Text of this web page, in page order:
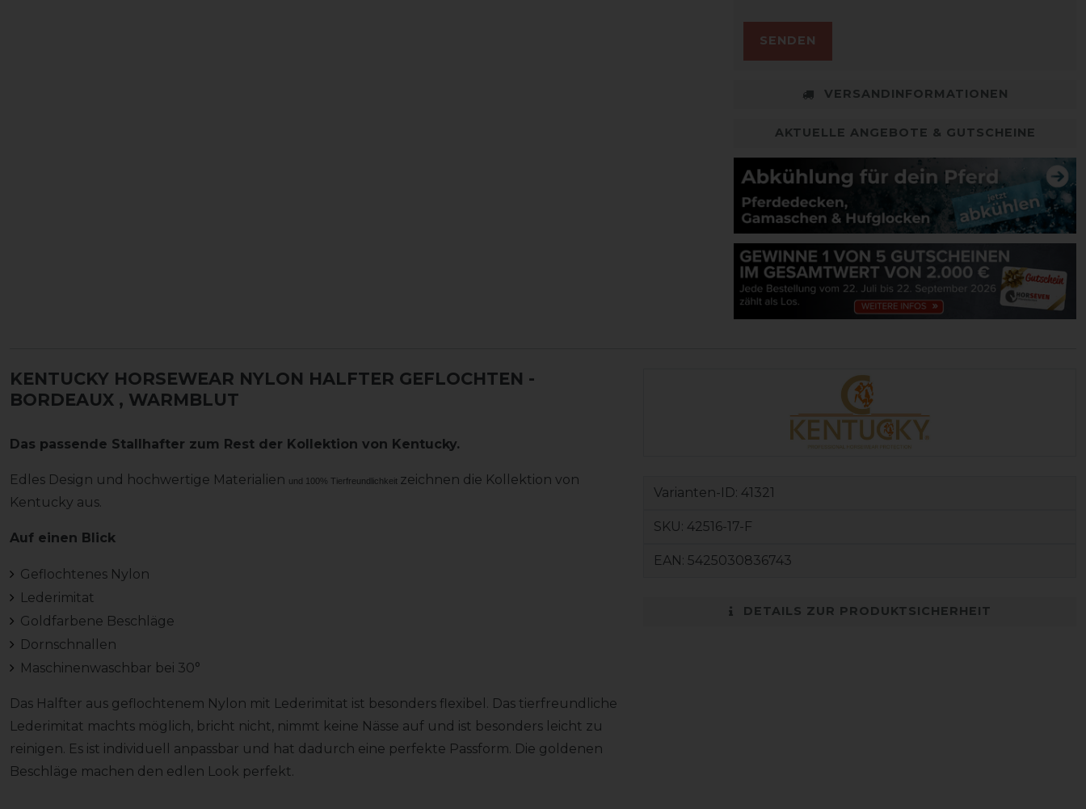
SENDEN
VERSANDINFORMATIONEN
AKTUELLE ANGEBOTE & GUTSCHEINE
KENTUCKY HORSEWEAR NYLON HALFTER GEFLOCHTEN -
BORDEAUX , WARMBLUT
Das passende Stallhafter zum Rest der Kollektion von Kentucky.
Edles Design und hochwertige Materialien und 100% Tierfreundlichkeit zeichnen die Kollektion von
Kentucky aus.
Auf einen Blick
Geflochtenes Nylon
Lederimitat
Goldfarbene Beschläge
Dornschnallen
Maschinenwaschbar bei 30°
Das Halfter aus geflochtenem Nylon mit Lederimitat ist besonders flexibel. Das tierfreundliche
Lederimitat machts möglich, bricht nicht, nimmt keine Nässe auf und ist besonders leicht zu
reinigen. Es ist individuell anpassbar und hat dadurch eine perfekte Passform. Die goldenen
Beschläge machen den edlen Look perfekt.
Varianten-ID: 41321
SKU: 42516-17-F
EAN: 5425030836743
DETAILS ZUR PRODUKTSICHERHEIT